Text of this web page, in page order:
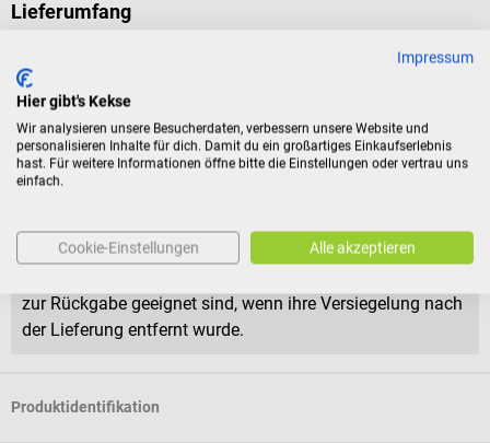
Lieferumfang
Rückgabebedingungen
Dieses Produkt ist von der Rücknahme ausgeschlossen.
Verträgen zur Lieferung versiegelter Waren, die aus
zur Rückgabe geeignet sind, wenn ihre Versiegelung nach
der Lieferung entfernt wurde.
Produktidentifikation
Impressum
Hier gibt's Kekse
Wir analysieren unsere Besucherdaten, verbessern unsere Website und
personalisieren Inhalte für dich. Damit du ein großartiges Einkaufserlebnis
hast. Für weitere Informationen öffne bitte die Einstellungen oder vertrau uns
einfach.
Cookie-Einstellungen Alle akzeptieren